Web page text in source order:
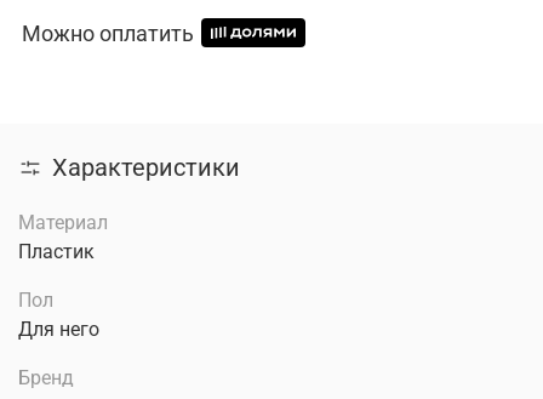
Можно оплатить
Характеристики
Материал
Пластик
Пол
Для него
Бренд